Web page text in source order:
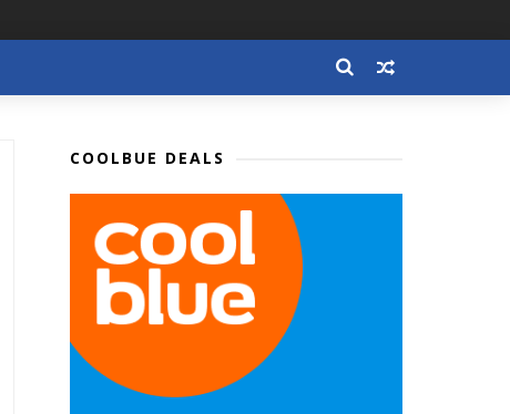
COOLBUE DEALS